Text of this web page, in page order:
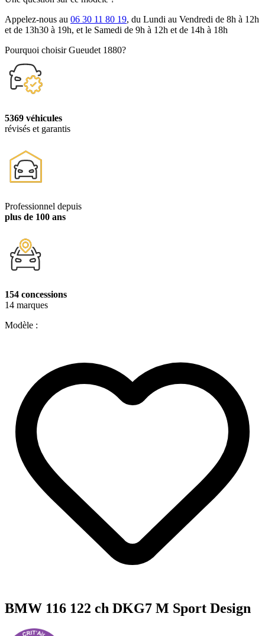
Appelez-nous au 06 30 11 80 19, du Lundi au Vendredi de 8h à 12h
et de 13h30 à 19h, et le Samedi de 9h à 12h et de 14h à 18h
Pourquoi choisir Gueudet 1880?
5369 véhicules
révisés et garantis
Professionnel depuis
plus de 100 ans
154 concessions
14 marques
Modèle :
BMW 116 122 ch DKG7 M Sport Design